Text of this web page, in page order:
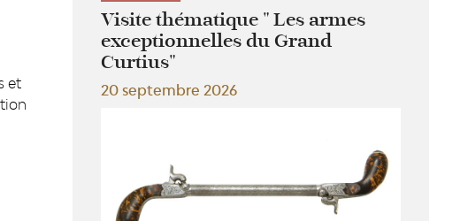
et
Visite thématique " Les armes
exceptionnelles du Grand
Curtius"
20 septembre 2026